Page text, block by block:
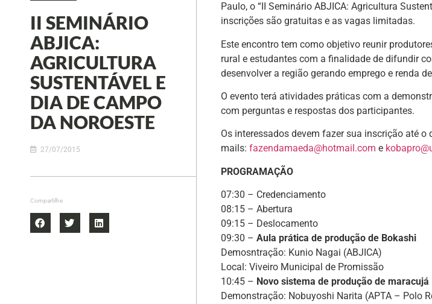
II SEMINÁRIO
ABJICA:
AGRICULTURA
SUSTENTÁVEL E
DIA DE CAMPO
DA NOROESTE
27/07/2015
Compartilhe
Paulo, o “II Seminário ABJICA: Agricultura
inscrições são gratuitas e as vagas limitadas.
Este encontro tem como objetivo reunir
rural e estudantes com a finalidade de difundir
desenvolver a região gerando emprego e renda
O evento terá atividades práticas com a
com perguntas e respostas dos participantes.
Os interessados devem fazer sua inscrição até
mails:fazendamaeda@hotmail.com e
PROGRAMAÇÃO
07:30 – Credenciamento
08:15 – Abertura
09:15 – Deslocamento
09:30 –Aula prática de produção de Bokashi
Demosntração: Kunio Nagai (ABJICA)
Local: Viveiro Municipal de Promissão
10:45 – Novo sistema de produção de maracujá
Demonstração: Nobuyoshi Narita (APTA – Polo